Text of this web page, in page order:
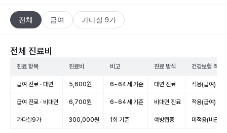
전체 급여 가다실 9가
전체 진료비
진료 항목 진료비 비고 진료 방식 건강보험 적용
급여 진료 · 대면 5,600원 6~64세 기준 대면 진료 적용(급여)
급여 진료 · 비대면 6,700원 6~64세 기준 비대면 진료 적용(급여)
가다실9가 300,000원 1회 기준 예방접종 미적용(비급여)